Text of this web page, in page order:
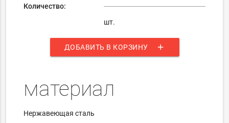
Количество:
шт.
ДОБАВИТЬ В КОРЗИНУ add
материал
Нержавеющая сталь